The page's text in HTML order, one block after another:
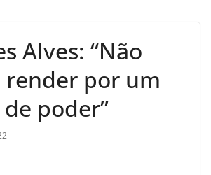
Alves: “Não
render por um
poder”